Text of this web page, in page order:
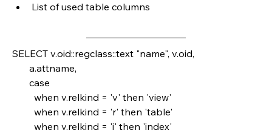
List of used table columns
SELECT v.oid::regclass::text "name", v.oid,
       a.attname,
       case
         when v.relkind = 'v' then 'view'
         when v.relkind = 'r' then 'table'
         when v.relkind = 'i' then 'index'